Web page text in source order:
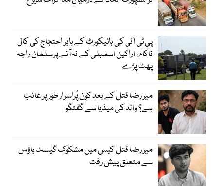
پی ٹی آئی کی ہائیکورٹ کے باہر احتجاج کی کال
ناکام، اراکین اسمبلی کے نہ آنے پر سلمان راجہ
پھٹ پڑے
میر رضا قتل کے بعد کون پُراسرار طور پر غائب
ہے؟ والد کی میڈیا سے گفتگو
میر رضا قتل کیس میں مشکوک گیسٹ ہاؤس
سے متعلق پیش رفت